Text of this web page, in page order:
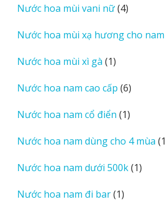
Nước hoa mùi vani nữ 44
phẩm
Nước hoa mùi xạ hương cho nam
Nước hoa mùi xì gà 11
phẩm
Nước hoa nam cao cấp 66
phẩm
Nước hoa nam cổ điển 11
phẩm
Nước hoa nam dùng cho 4 mùa 1
Nước hoa nam dưới 500k 11
Nước hoa nam đi bar 11